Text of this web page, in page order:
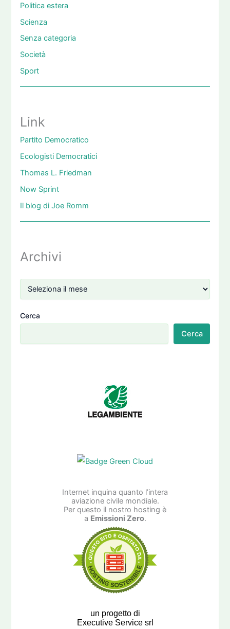
Politica estera
Scienza
Senza categoria
Società
Sport
Link
Partito Democratico
Ecologisti Democratici
Thomas L. Friedman
Now Sprint
Il blog di Joe Romm
Archivi
Cerca
Cerca
Internet inquina quanto l’intera
aviazione civile mondiale.
Per questo il nostro hosting è
a Emissioni Zero.
un progetto di
Executive Service srl